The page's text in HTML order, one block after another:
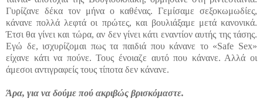
Γυρίζανε δέκα τον μήνα ο καθένας. Γεμίσαμε σεξοκωμωδίες,
κάνανε πολλά λεφτά οι πρώτες, και βουλιάξαμε μετά κανονικά.
Έτσι θα γίνει και τώρα, αν δεν γίνει κάτι εναντίον αυτής της τάσης.
Εγώ δε, ισχυρίζομαι πως τα παιδιά που κάνανε το «Safe Sex»
είχανε κάτι να πούνε. Τους ένοιαζε αυτό που κάνανε. Αλλά οι
άμεσοι αντιγραφείς τους τίποτα δεν κάνανε.
Άρα, για να δούμε πού ακριβώς βρισκόμαστε.